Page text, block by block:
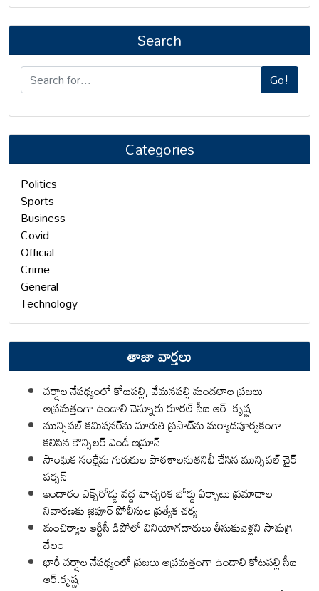
Search
Go!
Categories
Politics
Sports
Business
Covid
Official
Crime
General
Technology
తాజా వార్తలు
వర్షాల నేపథ్యంలో కోటపల్లి, వేమనపల్లి మండలాల ప్రజలు
అప్రమత్తంగా ఉండాలి చెన్నూరు రూరల్ సీఐ ఆర్. కృష్ణ
మున్సిపల్ కమిషనర్‌ను మారుతి ప్రసాద్‌ను మర్యాదపూర్వకంగా
కలిసిన కౌన్సిలర్ ఎండీ ఇమ్రాన్ ​
సాంఘిక సంక్షేమ గురుకుల పాఠశాలనుతనిఖీ చేసిన మున్సిపల్ చైర్
పర్సన్
ఇందారం ఎక్స్‌రోడ్డు వద్ద హెచ్చరిక బోర్డు ఏర్పాటు ప్రమాదాల
నివారణకు జైపూర్ పోలీసుల ప్రత్యేక చర్య
మంచిర్యాల ఆర్టీసీ డిపోలో వినియోగదారులు తీసుకువెళ్లని సామగ్రి
వేలం
భారీ వర్షాల నేపథ్యంలో ప్రజలు అప్రమత్తంగా ఉండాలి కోటపల్లి సీఐ
ఆర్.కృష్ణ